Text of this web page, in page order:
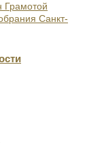
Грамотой
Санкт-